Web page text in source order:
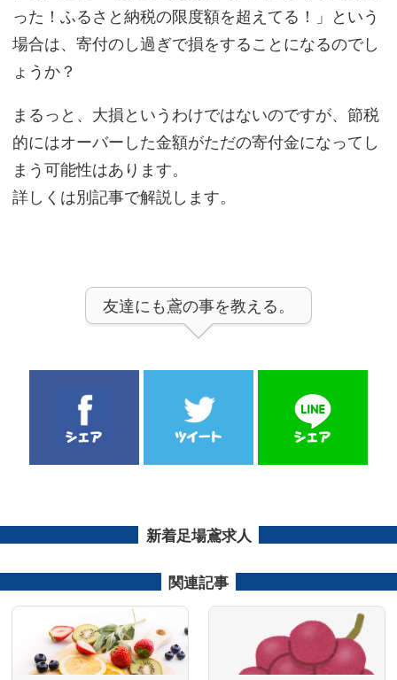
った！ふるさと納税の限度額を超えてる！」という
場合は、寄付のし過ぎで損をすることになるのでし
ょうか？
まるっと、大損というわけではないのですが、節税
的にはオーバーした金額がただの寄付金になってし
まう可能性はあります。
詳しくは別記事で解説します。
友達にも鳶の事を教える。
新着足場鳶求人
関連記事